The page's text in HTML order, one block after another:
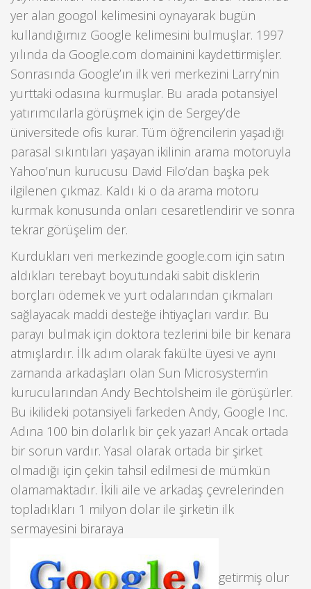
yer alan googol kelimesini oynayarak bugün
kullandığımız Google kelimesini bulmuşlar. 1997
yılında da Google.com domainini kaydettirmişler.
Sonrasında Google’ın ilk veri merkezini Larry’nin
yurttaki odasına kurmuşlar. Bu arada potansiyel
yatırımcılarla görüşmek için de Sergey’de
üniversitede ofis kurar. Tüm öğrencilerin yaşadığı
parasal sıkıntıları yaşayan ikilinin arama motoruyla
Yahoo’nun kurucusu David Filo’dan başka pek
ilgilenen çıkmaz. Kaldı ki o da arama motoru
kurmak konusunda onları cesaretlendirir ve sonra
tekrar görüşelim der.
Kurdukları veri merkezinde google.com için satın
aldıkları terebayt boyutundaki sabit disklerin
borçları ödemek ve yurt odalarından çıkmaları
sağlayacak maddi desteğe ihtiyaçları vardır. Bu
parayı bulmak için doktora tezlerini bile bir kenara
atmışlardır. İlk adım olarak fakülte üyesi ve aynı
zamanda arkadaşları olan Sun Microsystem’in
kurucularından Andy Bechtolsheim ile görüşürler.
Bu ikilideki potansiyeli farkeden Andy, Google Inc.
Adına 100 bin dolarlık bir çek yazar! Ancak ortada
bir sorun vardır. Yasal olarak ortada bir şirket
olmadığı için çekin tahsil edilmesi de mümkün
olamamaktadır. İkili aile ve arkadaş çevrelerinden
topladıkları 1 milyon dolar ile şirketin ilk
sermayesini biraraya
getirmiş olur